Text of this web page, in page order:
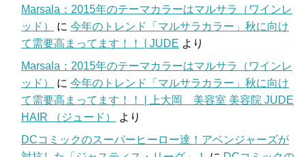
Marsala：2015年のテーマカラーはマルサラ（ワインレ
ッド）
に 今年のトレンド「マルサラカラー」秋に向け
て需要高まってます！！ | JUDE より
Marsala：2015年のテーマカラーはマルサラ（ワインレ
ッド）
に 今年のトレンド「マルサラカラー」秋に向け
て需要高まってます！！ | 上大岡 美容室 美容院 JUDE
HAIR （ジュード）
より
DCコミックのスーパーヒーロー達！アベンジャーズが